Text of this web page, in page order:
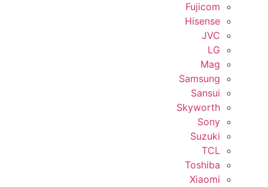
Fujicom
Hisense
JVC
LG
Mag
Samsung
Sansui
Skyworth
Sony
Suzuki
TCL
Toshiba
Xiaomi